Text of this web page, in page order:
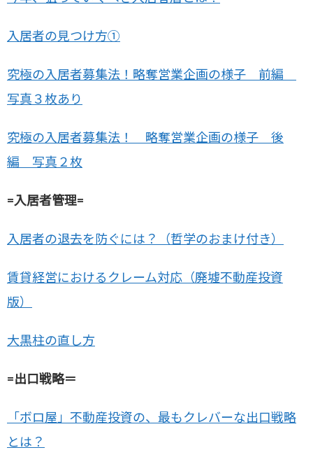
入居者の見つけ方①
究極の入居者募集法！略奪営業企画の様子 前編
写真３枚あり
究極の入居者募集法！ 略奪営業企画の様子 後
編 写真２枚
=入居者管理=
入居者の退去を防ぐには？（哲学のおまけ付き）
賃貸経営におけるクレーム対応（廃墟不動産投資
版）
大黒柱の直し方
=出口戦略＝
「ボロ屋」不動産投資の、最もクレバーな出口戦略
とは？